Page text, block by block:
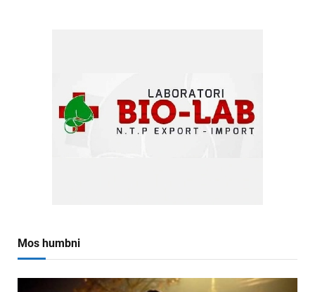
Mos humbni